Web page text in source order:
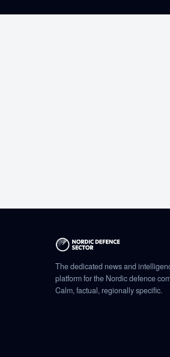
The dedicated news and
platform for the Nordic defence
Calm, factual, regionally specific.